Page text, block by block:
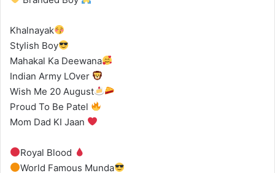
Khalnayak
Stylish Boy
Mahakal Ka Deewana
Indian Army LOver
Wish Me 20 August
Proud To Be Patel
Mom Dad KI Jaan
Royal Blood
World Famous Munda